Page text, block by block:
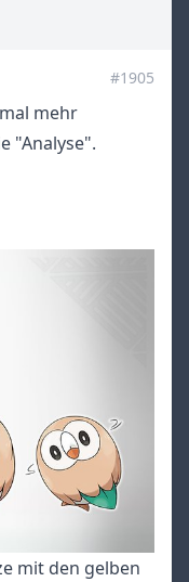
#1905
mehr
"Analyse".
mit den gelben